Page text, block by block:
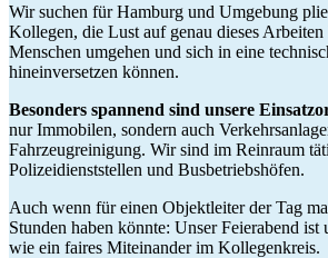
Wir suchen für Hamburg und Umgebung
Kollegen, die Lust auf genau dieses
Menschen umgehen und sich in eine
hineinversetzen können.
Besonders spannend sind unsere
nur Immobilen, sondern auch
Fahrzeugreinigung. Wir sind im Reinraum
Polizeidienststellen und Busbetriebshöfen.
Auch wenn für einen Objektleiter der Tag
Stunden haben könnte: Unser Feierabend ist
wie ein faires Miteinander im Kollegenkreis.